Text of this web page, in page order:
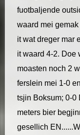
fuotbaljende
waard mei
it wat dreger mar
it waard 4-2. Doe
moasten noch 2
ferslein mei 1-0
tsjin Boksum; 0-0
meters bier
gesellich